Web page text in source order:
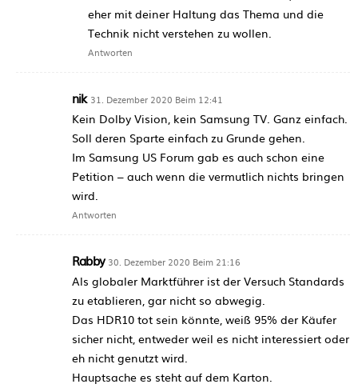
eher mit deiner Haltung das Thema und die
Technik nicht verstehen zu wollen.
Antworten
nik 31. Dezember 2020 Beim 12:41
Kein Dolby Vision, kein Samsung TV. Ganz einfach.
Soll deren Sparte einfach zu Grunde gehen.
Im Samsung US Forum gab es auch schon eine
Petition – auch wenn die vermutlich nichts bringen
wird.
Antworten
Rabby 30. Dezember 2020 Beim 21:16
Als globaler Marktführer ist der Versuch Standards
zu etablieren, gar nicht so abwegig.
Das HDR10 tot sein könnte, weiß 95% der Käufer
sicher nicht, entweder weil es nicht interessiert oder
eh nicht genutzt wird.
Hauptsache es steht auf dem Karton.